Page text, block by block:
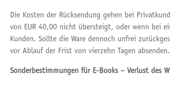
Die Kosten der Rücksendung gehen bei
von EUR 40,00 nicht übersteigt, oder wenn bei
Kunden. Sollte die Ware dennoch unfrei
vor Ablauf der Frist von vierzehn Tagen absenden.
Sonderbestimmungen für E-Books – Verlust des